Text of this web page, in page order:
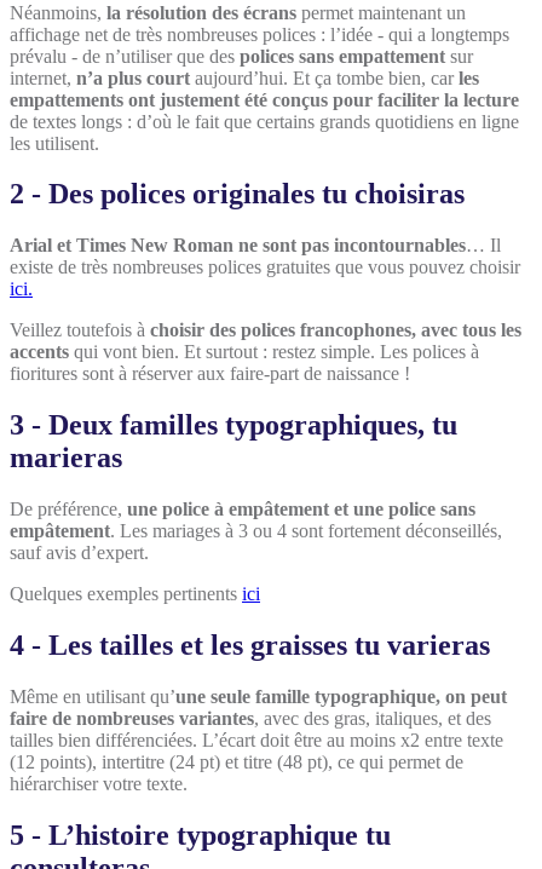
Néanmoins, la résolution des écrans permet maintenant un
affichage net de très nombreuses polices : l’idée - qui a longtemps
prévalu - de n’utiliser que des polices sans empattement sur
internet, n’a plus court aujourd’hui. Et ça tombe bien, carles
empattements ont justement été conçus pour faciliter la lecture
de textes longs : d’où le fait que certains grands quotidiens en ligne
les utilisent.
2 - Des polices originales tu choisiras
Arial et Times New Roman ne sont pas incontournables… Il
existe de très nombreuses polices gratuites que vous pouvez choisir
ici.
Veillez toutefois à choisir des polices francophones, avec tous les
accents qui vont bien. Et surtout : restez simple. Les polices à
fioritures sont à réserver aux faire-part de naissance !
3 - Deux familles typographiques, tu
marieras
De préférence, une police à empâtement et une police sans
empâtement. Les mariages à 3 ou 4 sont fortement déconseillés,
sauf avis d’expert.
Quelques exemples pertinents ici
4 - Les tailles et les graisses tu varieras
Même en utilisant qu’une seule famille typographique, on peut
faire de nombreuses variantes, avec des gras, italiques, et des
tailles bien différenciées. L’écart doit être au moins x2 entre texte
(12 points), intertitre (24 pt) et titre (48 pt), ce qui permet de
hiérarchiser votre texte.
5 - L’histoire typographique tu